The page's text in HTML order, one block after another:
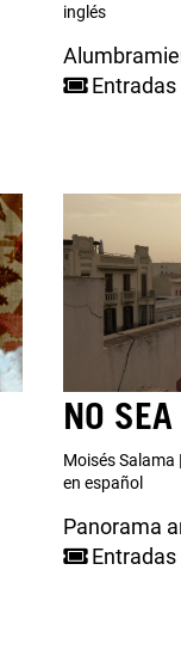
inglés
Entradas
NO
Moisés Salama
en español
Panorama
Entradas